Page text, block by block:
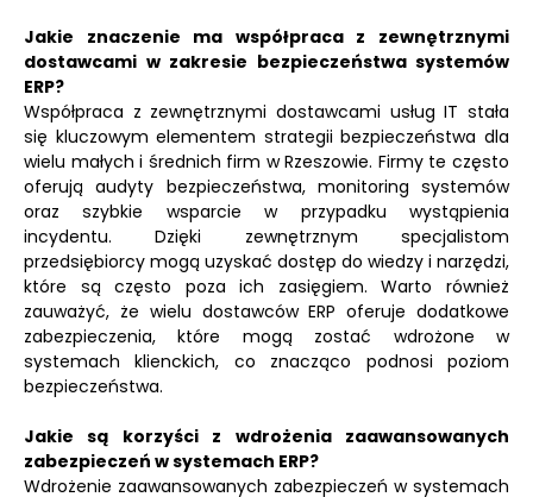
Jakie znaczenie ma współpraca z zewnętrznymi
dostawcami w zakresie bezpieczeństwa systemów
ERP?
Współpraca z zewnętrznymi dostawcami usług IT stała
się kluczowym elementem strategii bezpieczeństwa dla
wielu małych i średnich firm w Rzeszowie. Firmy te często
oferują audyty bezpieczeństwa, monitoring systemów
oraz szybkie wsparcie w przypadku wystąpienia
incydentu. Dzięki zewnętrznym specjalistom
przedsiębiorcy mogą uzyskać dostęp do wiedzy i narzędzi,
które są często poza ich zasięgiem. Warto również
zauważyć, że wielu dostawców ERP oferuje dodatkowe
zabezpieczenia, które mogą zostać wdrożone w
systemach klienckich, co znacząco podnosi poziom
bezpieczeństwa.
Jakie są korzyści z wdrożenia zaawansowanych
zabezpieczeń w systemach ERP?
Wdrożenie zaawansowanych zabezpieczeń w systemach